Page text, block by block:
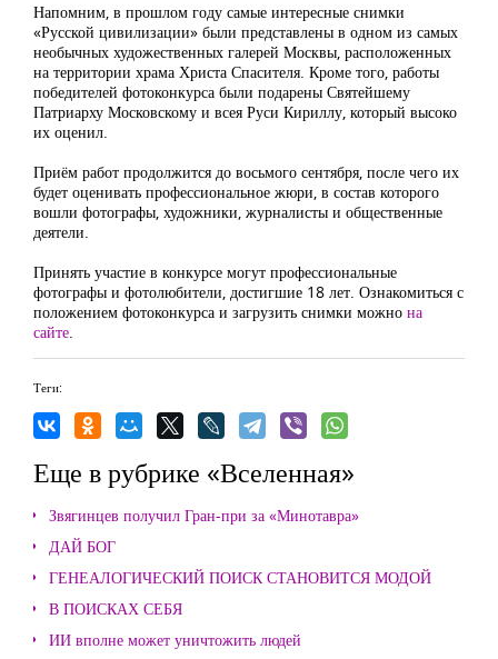
Напомним, в прошлом году самые интересные снимки
«Русской цивилизации» были представлены в одном из самых
необычных художественных галерей Москвы, расположенных
на территории храма Христа Спасителя. Кроме того, работы
победителей фотоконкурса были подарены Святейшему
Патриарху Московскому и всея Руси Кириллу, который высоко
их оценил.
Приём работ продолжится до восьмого сентября, после чего их
будет оценивать профессиональное жюри, в состав которого
вошли фотографы, художники, журналисты и общественные
деятели.
Принять участие в конкурсе могут профессиональные
фотографы и фотолюбители, достигшие 18 лет. Ознакомиться с
положением фотоконкурса и загрузить снимки можно на
сайте.
Теги:
Еще в рубрике «Вселенная»
Звягинцев получил Гран-при за «Минотавра»
ДАЙ БОГ
ГЕНЕАЛОГИЧЕСКИЙ ПОИСК СТАНОВИТСЯ МОДОЙ
В ПОИСКАХ СЕБЯ
ИИ вполне может уничтожить людей